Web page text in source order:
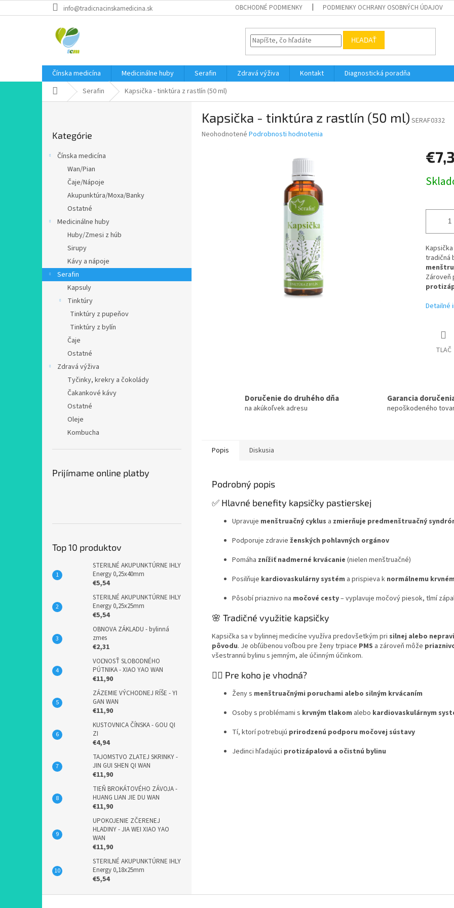
na
info@tradicnacinskamedicina.sk OBCHODNÉ PODMIENKY PODMIENKY OCHRANY OSOBNÝCH ÚDAJOV
HĽADAŤ
Čínska medicína Medicinálne huby Serafin Zdravá výživa Kontakt
Diagnostická poradňa
DomovSerafin Kapsička - tinktúra z rastlín (50 ml)
kategórie
Kategórie
Čínska medicína
Wan/Pian
Čaje/Nápoje
Akupunktúra/Moxa/Banky
Ostatné
Medicinálne huby
Huby/Zmesi z húb
Sirupy
Kávy a nápoje
Serafin
Kapsuly
Tinktúry
Tinktúry z pupeňov
Tinktúry z bylín
Čaje
Ostatné
Zdravá výživa
Tyčinky, krekry a čokolády
Čakankové kávy
Ostatné
Oleje
Kombucha
Prijímame online platby
Top 10 produktov
STERILNÉ AKUPUNKTÚRNE IHLY
Energy 0,25x40mm
€5,54
STERILNÉ AKUPUNKTÚRNE IHLY
Energy 0,25x25mm
€5,54
OBNOVA ZÁKLADU - bylinná
zmes
€2,31
VOĽNOSŤ SLOBODNÉHO
PÚTNIKA - XIAO YAO WAN
€11,90
ZÁZEMIE VÝCHODNEJ RÍŠE - YI
GAN WAN
€11,90
KUSTOVNICA ČÍNSKA - GOU QI
ZI
€4,94
TAJOMSTVO ZLATEJ SKRINKY -
JIN GUI SHEN QI WAN
€11,90
TIEŇ BROKÁTOVÉHO ZÁVOJA -
HUANG LIAN JIE DU WAN
€11,90
UPOKOJENIE ZČERENEJ
HLADINY - JIA WEI XIAO YAO
WAN
€11,90
STERILNÉ AKUPUNKTÚRNE IHLY
Energy 0,18x25mm
€5,54
Kapsička - tinktúra z rastlín (50 ml) SERAF0332
Priemerné
Neohodnotené Podrobnosti hodnotenia
cena:
tradičná
Zároveň
Detailné
TLAČ
Doručenie do druhého dňa
na akúkoľvek adresu
Garancia
nepoškodeného
Popis Diskusia
Podrobný popis
✅ Hlavné benefity kapsičky pastierskej
Upravuje menštruačný cyklus a zmierňuje predmenštruačný
Podporuje zdravie ženských pohlavných orgánov
Pomáha znížiť nadmerné krvácanie (nielen menštruačné)
Posilňuje kardiovaskulárny systém a prispieva k normálnemu
Pôsobí priaznivo na močové cesty– vyplavuje močový piesok, tlmí
🌸 Tradičné využitie kapsičky
Kapsička sa v bylinnej medicíne využíva predovšetkým pri silnej alebo
pôvodu. Je obľúbenou voľbou pre ženy trpiace PMS a zároveň môže
všestrannú bylinu s jemným, ale účinným účinkom.
👩‍⚕️ Pre koho je vhodná?
Ženy s menštruačnými poruchami alebo silným krvácaním
Osoby s problémami s krvným tlakom alebo kardiovaskulárnym
Tí, ktorí potrebujú prirodzenú podporu močovej sústavy
Jedinci hľadajúci protizápalovú a očistnú bylinu